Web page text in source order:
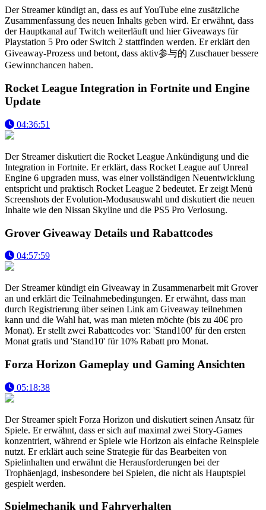
Der Streamer kündigt an, dass es auf YouTube eine zusätzliche
Zusammenfassung des neuen Inhalts geben wird. Er erwähnt, dass
der Hauptkanal auf Twitch weiterläuft und hier Giveaways für
Playstation 5 Pro oder Switch 2 stattfinden werden. Er erklärt den
Giveaway-Prozess und betont, dass aktiv参与的 Zuschauer bessere
Gewinnchancen haben.
Rocket League Integration in Fortnite und Engine
Update
04:36:51
Der Streamer diskutiert die Rocket League Ankündigung und die
Integration in Fortnite. Er erklärt, dass Rocket League auf Unreal
Engine 6 upgraden muss, was einer vollständigen Neuentwicklung
entspricht und praktisch Rocket League 2 bedeutet. Er zeigt Menü
Screenshots der Evolution-Modusauswahl und diskutiert die neuen
Inhalte wie den Nissan Skyline und die PS5 Pro Verlosung.
Grover Giveaway Details und Rabattcodes
04:57:59
Der Streamer kündigt ein Giveaway in Zusammenarbeit mit Grover
an und erklärt die Teilnahmebedingungen. Er erwähnt, dass man
durch Registrierung über seinen Link am Giveaway teilnehmen
kann und die Wahl hat, was man mieten möchte (bis zu 40€ pro
Monat). Er stellt zwei Rabattcodes vor: 'Stand100' für den ersten
Monat gratis und 'Stand10' für 10% Rabatt pro Monat.
Forza Horizon Gameplay und Gaming Ansichten
05:18:38
Der Streamer spielt Forza Horizon und diskutiert seinen Ansatz für
Spiele. Er erwähnt, dass er sich auf maximal zwei Story-Games
konzentriert, während er Spiele wie Horizon als einfache Reinspiele
nutzt. Er erklärt auch seine Strategie für das Bearbeiten von
Spielinhalten und erwähnt die Herausforderungen bei der
Trophäenjagd, insbesondere bei Spielen, die nicht als Hauptspiel
gespielt werden.
Spielmechanik und Fahrverhalten